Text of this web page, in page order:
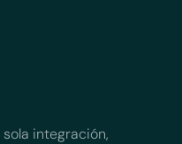
integración,